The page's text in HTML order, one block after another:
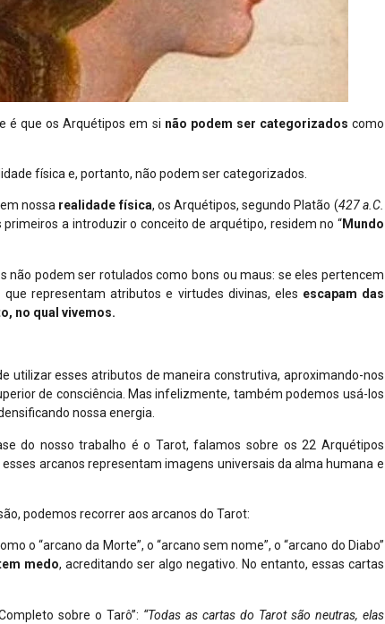
é que os Arquétipos em si não podem ser categorizados como
física e, portanto, não podem ser categorizados.
nossa realidade física, os Arquétipos, segundo Platão (427 a.C.
a introduzir o conceito de arquétipo, residem no “Mundo
não podem ser rotulados como bons ou maus: se eles pertencem
representam atributos e virtudes divinas, eles escapam das
no qual vivemos.
utilizar esses atributos de maneira construtiva, aproximando-nos
de consciência. Mas infelizmente, também podemos usá-los
nossa energia.
do nosso trabalho é o Tarot, falamos sobre os 22 Arquétipos
arcanos representam imagens universais da alma humana e
podemos recorrer aos arcanos do Tarot:
o “arcano da Morte”, o “arcano sem nome”, o “arcano do Diabo”
medo, acreditando ser algo negativo. No entanto, essas cartas
sobre o Tarô”: “Todas as cartas do Tarot são neutras, elas